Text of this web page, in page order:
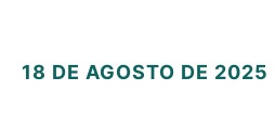
18 DE AGOSTO DE 2025